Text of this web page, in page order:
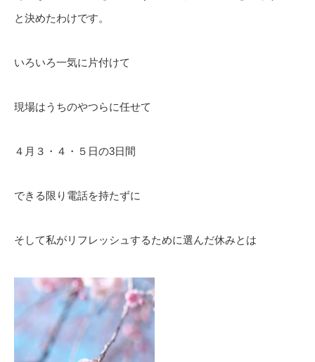
と決めたわけです。
いろいろ一気に片付けて
現場はうちのやつらに任せて
４月３・４・５日の3日間
できる限り電話を持たずに
そして私がリフレッシュするために選んだ休みとは